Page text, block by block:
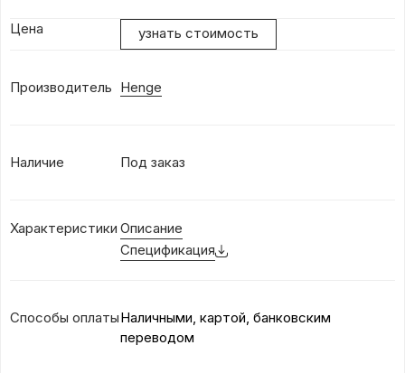
Цена узнать стоимость
Производитель Henge
Наличие Под заказ
Характеристики Описание
Спецификация
Способы оплатыНаличными, картой, банковским
переводом